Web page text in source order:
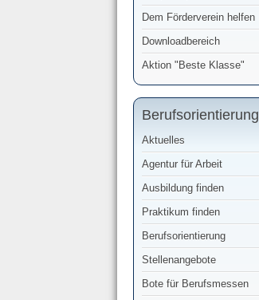
Dem Förderverein helfen
Downloadbereich
Aktion "Beste Klasse"
Berufsorientierung
Aktuelles
Agentur für Arbeit
Ausbildung finden
Praktikum finden
Berufsorientierung
Stellenangebote
Bote für Berufsmessen